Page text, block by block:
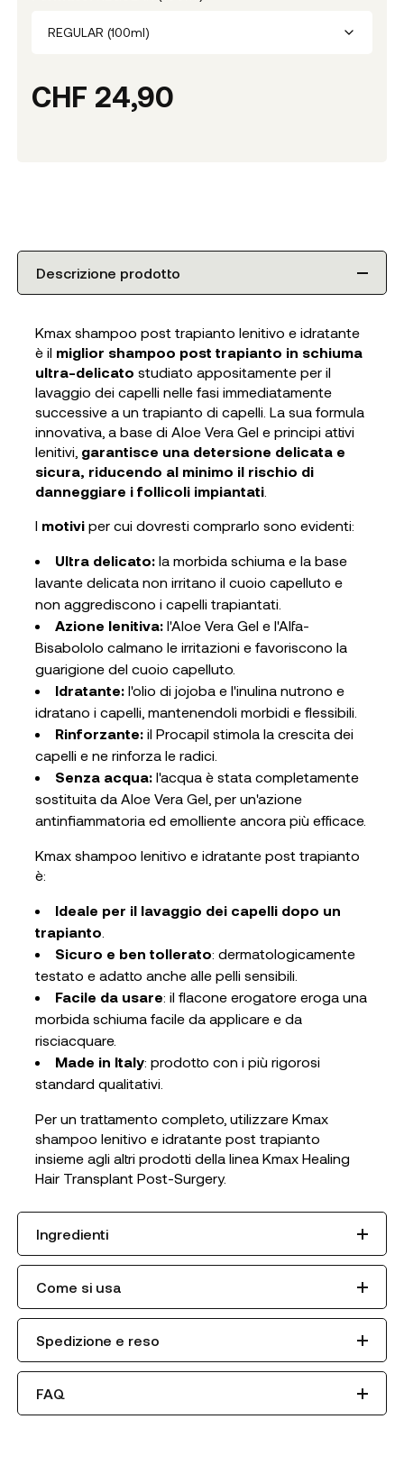
REGULAR (100ml)
CHF 24,90
Descrizione prodotto
Kmax shampoo post trapianto lenitivo e idratante
è il miglior shampoo post trapianto in schiuma
ultra-delicato studiato appositamente per il
lavaggio dei capelli nelle fasi immediatamente
successive a un trapianto di capelli. La sua formula
innovativa, a base di Aloe Vera Gel e principi attivi
lenitivi, garantisce una detersione delicata e
sicura, riducendo al minimo il rischio di
danneggiare i follicoli impiantati.
I motiviper cui dovresti comprarlo sono evidenti:
Ultra delicato:la morbida schiuma e la base
lavante delicata non irritano il cuoio capelluto e
non aggrediscono i capelli trapiantati.
Azione lenitiva:l'Aloe Vera Gel e l'Alfa-
Bisabololo calmano le irritazioni e favoriscono la
guarigione del cuoio capelluto.
Idratante:l'olio di jojoba e l'inulina nutrono e
idratano i capelli, mantenendoli morbidi e flessibili.
Rinforzante:il Procapil stimola la crescita dei
capelli e ne rinforza le radici.
Senza acqua:l'acqua è stata completamente
sostituita da Aloe Vera Gel, per un'azione
antinfiammatoria ed emolliente ancora più efficace.
Kmax shampoo lenitivo e idratante post trapianto
è:
Ideale per il lavaggio dei capelli dopo un
trapianto
Sicuro e ben tollerato: dermatologicamente
testato e adatto anche alle pelli sensibili.
Facile da usare: il flacone erogatore eroga una
morbida schiuma facile da applicare e da
risciacquare.
Made in Italy: prodotto con i più rigorosi
standard qualitativi.
Per un trattamento completo, utilizzare Kmax
shampoo lenitivo e idratante post trapianto
insieme agli altri prodotti della linea Kmax Healing
Hair Transplant Post-Surgery.
Ingredienti
Come si usa
Spedizione e reso
FAQ